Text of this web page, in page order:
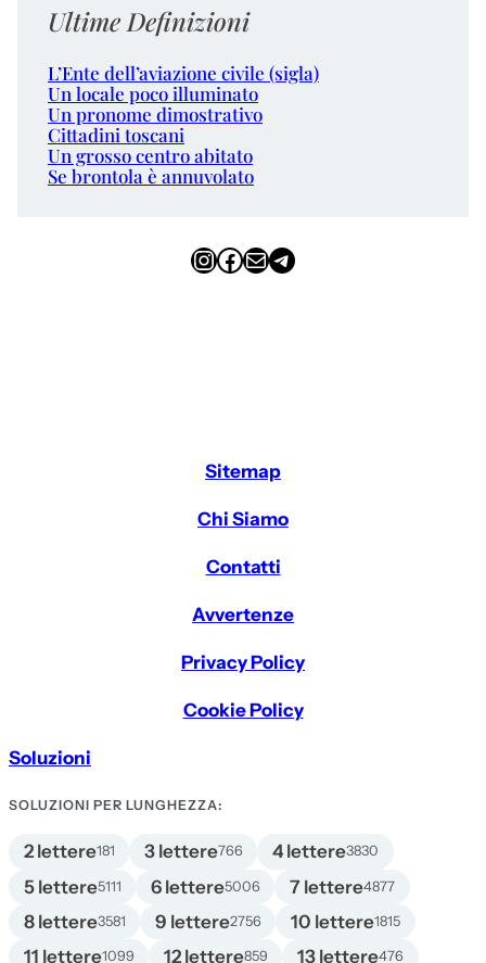
Ultime Definizioni
L’Ente dell’aviazione civile (sigla)
Un locale poco illuminato
Un pronome dimostrativo
Cittadini toscani
Un grosso centro abitato
Se brontola è annuvolato
InstagramFacebook Email Telegram
Sitemap
Chi Siamo
Contatti
Avvertenze
Privacy Policy
Cookie Policy
Soluzioni
SOLUZIONI PER LUNGHEZZA:
2 lettere181 3 lettere766 4 lettere3830
5 lettere5111 6 lettere5006 7 lettere4877
8 lettere3581 9 lettere2756 10 lettere1815
11 lettere1099 12 lettere859 13 lettere476